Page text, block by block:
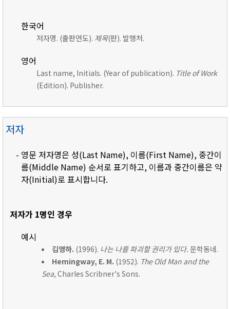
한국어
저자명. (출판연도). 제목(판). 발행처.
영어
Last name, Initials. (Year of publication). Title of Work
(Edition). Publisher.
저자
- 영문 저자명은 성(Last Name), 이름(First Name), 중간이
름(Middle Name) 순서로 표기하고, 이름과 중간이름은 약
자(Initial)로 표시합니다.
저자가 1명인 경우
예시
김영하. (1996). 나는 나를 파괴할 권리가 있다. 문학동네.
Hemingway, E. M. (1952). The Old Man and the
Sea,Charles Scribner's Sons.